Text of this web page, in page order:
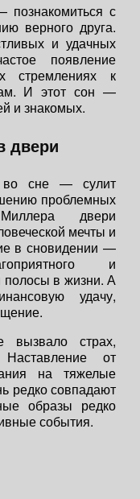
с
верного друга.
и удачных
появление
стремлениях к
И этот сон —
и знакомых.
двери
сне — сулит
проблемных
двери
мечты и
в сновидении —
и
полосы в жизни. А
удачу,
вызвало страх,
от
на тяжелые
редко совпадают
образы редко
события.